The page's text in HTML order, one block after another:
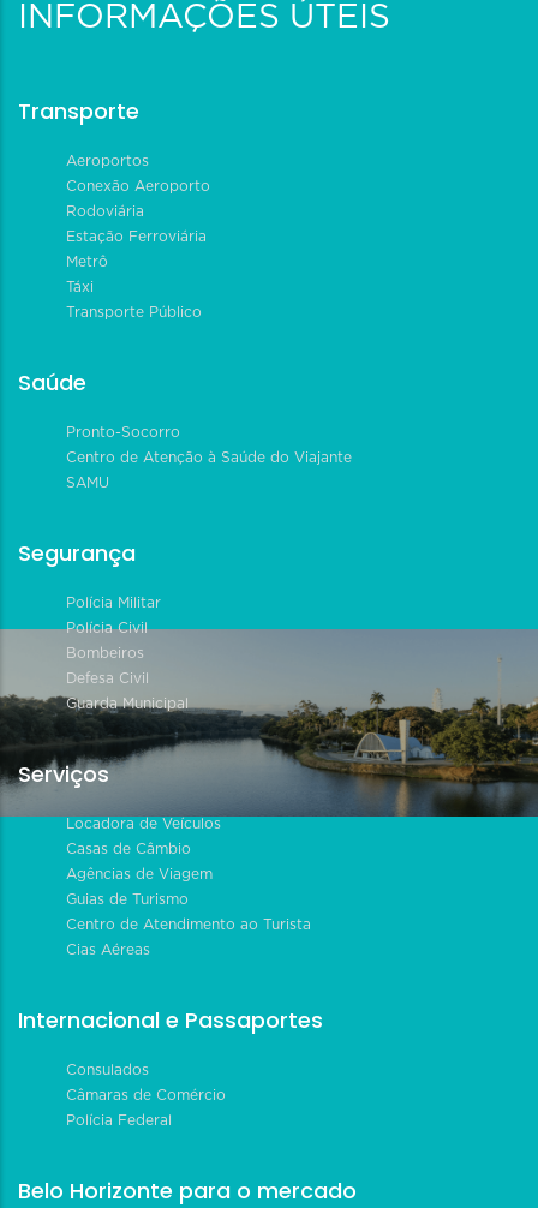
INFORMAÇÕES ÚTEIS
Transporte
Aeroportos
Conexão Aeroporto
Rodoviária
Estação Ferroviária
Metrô
Táxi
Transporte Público
Saúde
Pronto-Socorro
Centro de Atenção à Saúde do Viajante
SAMU
Segurança
Polícia Militar
Polícia Civil
Bombeiros
Defesa Civil
Guarda Municipal
Serviços
Locadora de Veículos
Casas de Câmbio
Agências de Viagem
Guias de Turismo
Centro de Atendimento ao Turista
Cias Aéreas
Internacional e Passaportes
Consulados
Câmaras de Comércio
Polícia Federal
Belo Horizonte para o mercado